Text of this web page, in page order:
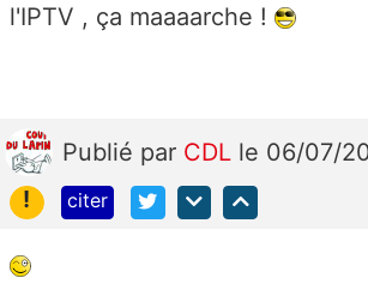
l'IPTV , ça maaaarche !
Publié par CDL le 06/07/
!
citer